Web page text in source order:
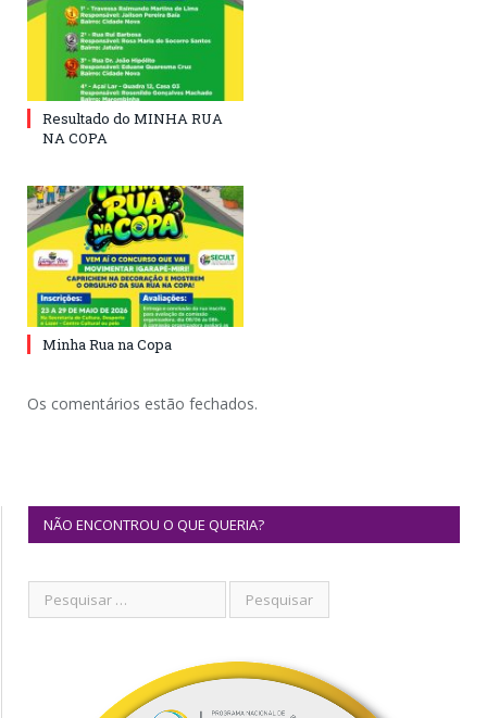
Resultado do MINHA RUA
NA COPA
Minha Rua na Copa
Os comentários estão fechados.
NÃO ENCONTROU O QUE QUERIA?